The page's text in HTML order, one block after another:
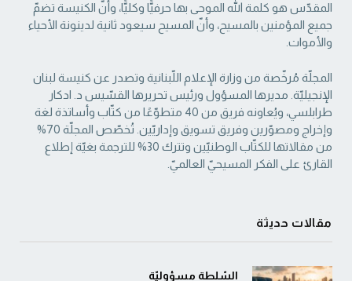
‏المقدّس هو كلمة الله الموحى بها حرفيًّا وكليًّا، وأنّ الكنيسة تضمّ
جميع المؤمنين بالمسيح، وأنّ المسيح ‏سيعود ثانية لدينونة الأحياء
والأموات. ‏
المجلّة مُرخّصة من وزارة الإعلام اللّبنانية وتصدر عن كنيسة لبنان
الإنجيليّة. مديرها المسؤول ‏ورئيس تحريرها القسّيس د. ادكار
طرابلسي، ويُعاونه فريق من 40 متطوّعًا من كتّاب وأساتذة لغة
‏وإخراج ومصوّرين وفريق تسويق وإداريّين. تُخصّص المجلّة 70%
من مقالاتها للكتّاب الوطنيّين ‏وتترك 30% للترجمة بغيّة إطلاع
القارئ على الفكر المسيحيّ العالميّ.‏
مقالات حديثة
السّلطة مسؤوليّة